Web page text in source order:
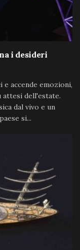
i desideri
accende emozioni,
dell'estate.
dal vivo e un
si...